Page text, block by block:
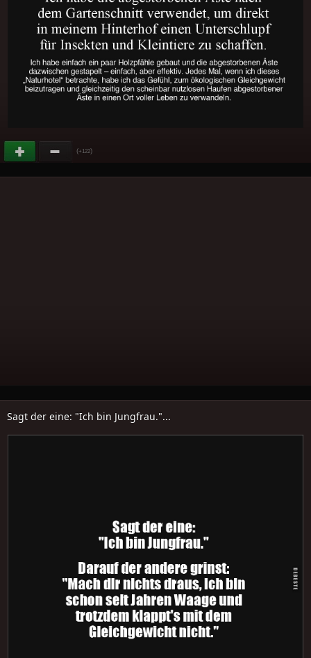
(+122)
Sagt der eine: "Ich bin Jungfrau."...